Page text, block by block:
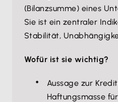
(Bilanzsumme) eines
Sie ist ein zentraler
Stabilität,
Wofür ist sie wichtig?
Aussage zur
Haftungsmasse